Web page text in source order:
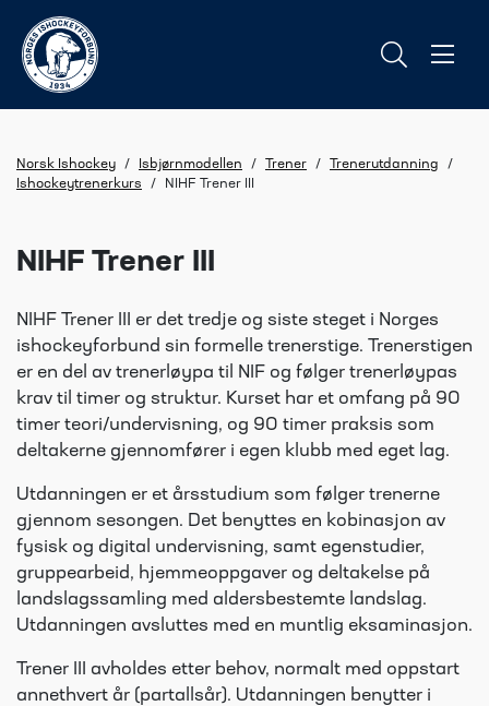
Norsk Ishockey / Isbjørnmodellen / Trener / Trenerutdanning
/
Ishockeytrenerkurs
/ NIHF Trener III
NIHF Trener III
NIHF Trener III er det tredje og siste steget i Norges
ishockeyforbund sin formelle trenerstige. Trenerstigen
er en del av trenerløypa til NIF og følger trenerløypas
krav til timer og struktur. Kurset har et omfang på 90
timer teori/undervisning, og 90 timer praksis som
deltakerne gjennomfører i egen klubb med eget lag.
Utdanningen er et årsstudium som følger trenerne
gjennom sesongen. Det benyttes en kobinasjon av
fysisk og digital undervisning, samt egenstudier,
gruppearbeid, hjemmeoppgaver og deltakelse på
landslagssamling med aldersbestemte landslag.
Utdanningen avsluttes med en muntlig eksaminasjon.
Trener III avholdes etter behov, normalt med oppstart
annethvert år (partallsår). Utdanningen benytter i